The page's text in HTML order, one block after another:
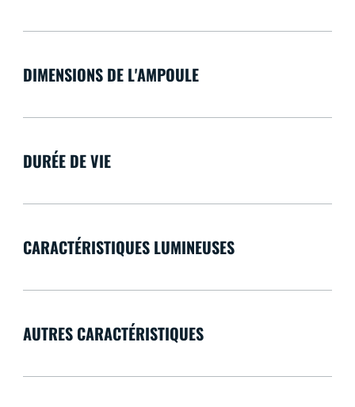
DIMENSIONS DE L'AMPOULE
DURÉE DE VIE
CARACTÉRISTIQUES LUMINEUSES
AUTRES CARACTÉRISTIQUES